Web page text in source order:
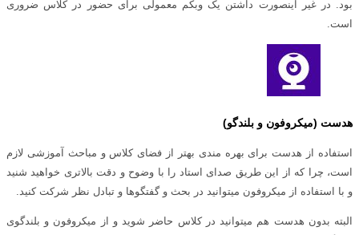
بود. در غیر اینصورت داشتن یک وبکم معمولی برای حضور در کلاس ضروری
است.
هدست (میکروفون و بلندگو)
استفاده از هدست برای بهره مندی بهتر از فضای کلاس و مباحث آموزشی لازم
است، چرا که از این طریق صدای استاد را با وضوح و دقت بالاتری خواهید شنید
و با استفاده از میکروفون میتوانید در بحث و گفتگوها و تبادل نظر شرکت کنید.
البته بدون هدست هم میتوانید در کلاس حاضر شوید و از میکروفون و بلندگوی